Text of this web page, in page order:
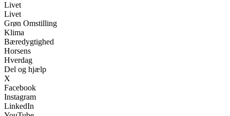
Livet
Livet
Grøn Omstilling
Klima
Bæredygtighed
Horsens
Hverdag
Del og hjælp
X
Facebook
Instagram
LinkedIn